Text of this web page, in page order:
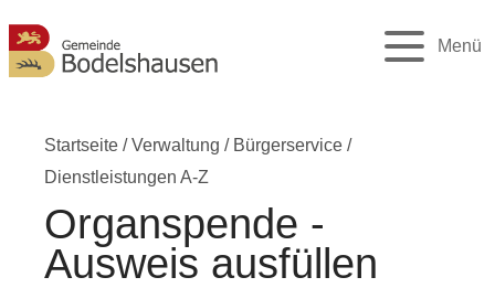
Menü
Startseite /Verwaltung / Bürgerservice /
Dienstleistungen A-Z
Organspende -
Ausweis ausfüllen